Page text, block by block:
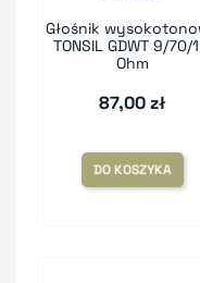
Głośnik
TONSIL GDWT 9/70/
Ohm
87,00 zł
DO KOSZYKA